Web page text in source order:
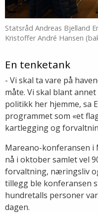
Statsråd Andreas Bjelland
Kristoffer André Hansen
En tenketank
- Vi skal ta vare på
måte. Vi skal blant
politikk her hjemme, sa
programmet som «et
kartlegging og
Mareano-konferansen i
nå i oktober samlet vel
forvaltning, næringsliv
tillegg ble konferansen
hundretalls personer
dagen.